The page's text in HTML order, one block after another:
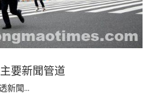
要新聞管道
新聞...